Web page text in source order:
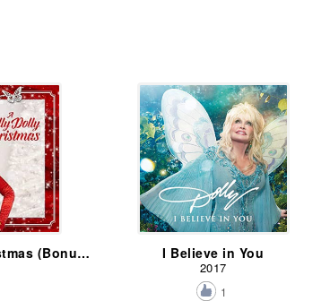
A Holly Dolly Christmas (Bonus Version) I Believe in You
2017
1